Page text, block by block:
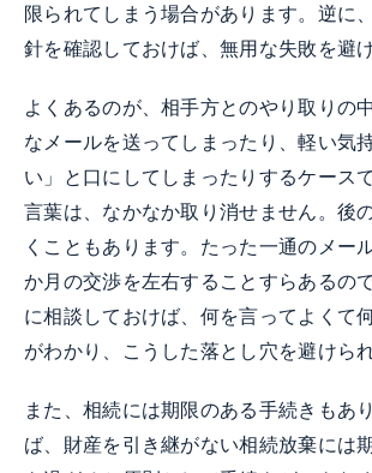
限られてしまう場合があります。逆に
針を確認しておけば、無用な失敗を避
よくあるのが、相手方とのやり取りの
なメールを送ってしまったり、軽い気
い」と口にしてしまったりするケース
言葉は、なかなか取り消せません。後
くこともあります。たった一通のメー
か月の交渉を左右することすらあるの
に相談しておけば、何を言ってよくて
がわかり、こうした落とし穴を避けら
また、相続には期限のある手続きもあ
ば、財産を引き継がない相続放棄には